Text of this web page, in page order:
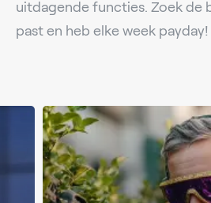
uitdagende functies. Zoek de
past en heb elke week payday!